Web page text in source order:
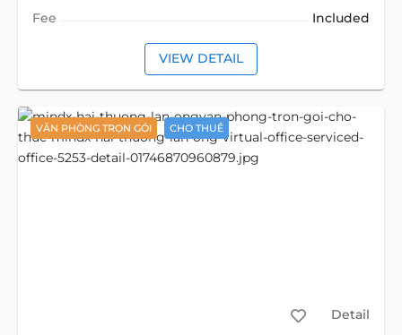
Fee Included
VIEW DETAIL
VĂN PHÒNG TRỌN GÓI CHO THUÊ
Detail